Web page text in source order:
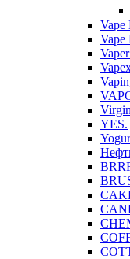
Vape
Vape
Virgin
YES.